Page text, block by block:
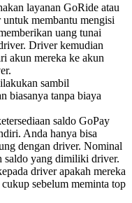
layanan GoRide atau
membantu mengisi
uang tunai
Driver kemudian
akun mereka ke akun
sambil
biasanya tanpa biaya
saldo GoPay
Anda hanya bisa
dengan driver. Nominal
saldo yang dimiliki driver.
driver apakah mereka
sebelum meminta top